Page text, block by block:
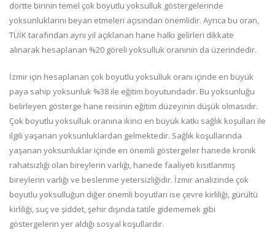
dörtte birinin temel çok boyutlu yoksulluk göstergelerinde
yoksunluklarını beyan etmeleri açısından önemlidir. Ayrıca bu oran,
TÜİK tarafından aynı yıl açıklanan hane halkı gelirleri dikkate
alınarak hesaplanan %20 göreli yoksulluk oranının da üzerindedir.
İzmir için hesaplanan çok boyutlu yoksulluk oranı içinde en büyük
paya sahip yoksunluk %38 ile eğitim boyutundadır. Bu yoksunluğu
belirleyen gösterge hane reisinin eğitim düzeyinin düşük olmasıdır.
Çok boyutlu yoksulluk oranına ikinci en büyük katkı sağlık koşulları ile
ilgili yaşanan yoksunluklardan gelmektedir. Sağlık koşullarında
yaşanan yoksunluklar içinde en önemli göstergeler hanede kronik
rahatsızlığı olan bireylerin varlığı, hanede faaliyeti kısıtlanmış
bireylerin varlığı ve beslenme yetersizliğidir. İzmir analizinde çok
boyutlu yoksulluğun diğer önemli boyutları ise çevre kirliliği, gürültü
kirliliği, suç ve şiddet, şehir dışında tatile gidememek gibi
göstergelerin yer aldığı sosyal koşullardır.